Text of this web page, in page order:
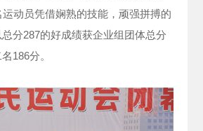
动员凭借娴熟的技能，顽强拼搏的
分287的好成绩获企业组团体总分
186分。